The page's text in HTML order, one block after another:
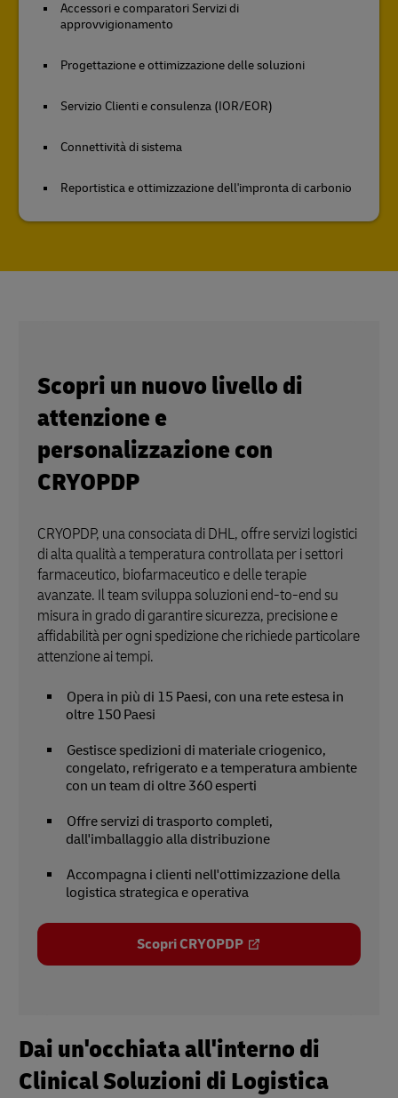
Accessori e comparatori Servizi di
approvvigionamento
Progettazione e ottimizzazione delle soluzioni
Servizio Clienti e consulenza (IOR/EOR)
Connettività di sistema
Reportistica e ottimizzazione dell'impronta di carbonio
Scopri un nuovo livello di
attenzione e
personalizzazione con
CRYOPDP
CRYOPDP, una consociata di DHL, offre servizi logistici
di alta qualità a temperatura controllata per i settori
farmaceutico, biofarmaceutico e delle terapie
avanzate. Il team sviluppa soluzioni end-to-end su
misura in grado di garantire sicurezza, precisione e
affidabilità per ogni spedizione che richiede particolare
attenzione ai tempi.
Opera in più di 15 Paesi, con una rete estesa in
oltre 150 Paesi
Gestisce spedizioni di materiale criogenico,
congelato, refrigerato e a temperatura ambiente
con un team di oltre 360 esperti
Offre servizi di trasporto completi,
dall'imballaggio alla distribuzione
Accompagna i clienti nell'ottimizzazione della
logistica strategica e operativa
Scopri CRYOPDP
Dai un'occhiata all'interno di
Clinical Soluzioni di Logistica